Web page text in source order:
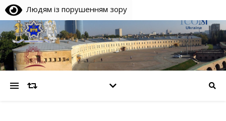
Людям із порушенням зору